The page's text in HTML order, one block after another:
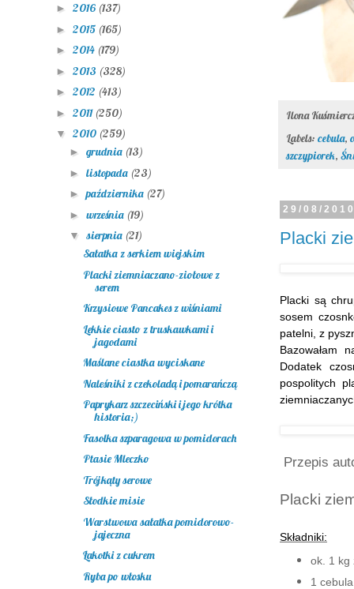
Ilona
Labels: cebula,
szczypiorek,
29/08/
Placki
Placki są
sosem
patelni, z
Bazowałam
Dodatek
pospolitych
Przepis
Placki
Składniki:
ok. 1 kg
1 cebula
► 2016 (137)
► 2015 (165)
► 2014 (179)
► 2013 (328)
► 2012 (413)
► 2011 (250)
▼ 2010 (259)
► grudnia (13)
► listopada (23)
►października (27)
► września (19)
▼ sierpnia (21)
Sałatka z serkiem wiejskim
Placki ziemniaczano-ziołowe z
serem
Krzysiowe Pancakes z wiśniami
Lekkie ciasto z truskawkami i
jagodami
Maślane ciastka wyciskane
Naleśniki z czekoladą i pomarańczą
Paprykarz szczeciński i jego krótka
historia;)
Fasolka szparagowa w pomidorach
Ptasie Mleczko
Trójkąty serowe
Słodkie misie
Warstwowa sałatka pomidorowo-
jajeczna
Łakotki z cukrem
Ryba po włosku